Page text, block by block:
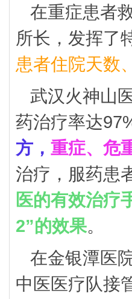
在重症患者
所长，发挥了
患者住院天数
武汉火神山
药治疗率达
方， 重症、危
治疗，服药患
医的有效治疗
2”的效果。
在金银潭医
中医医疗队接